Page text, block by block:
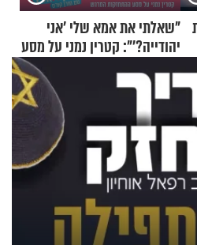
"שאלתי את אמא שלי 'אני
יהודייה?'": קטרין נמני על מסע
ההתחזקות המרגש